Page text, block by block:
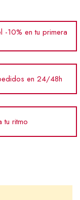
-10% en tu primera
en 24/48h
tu ritmo